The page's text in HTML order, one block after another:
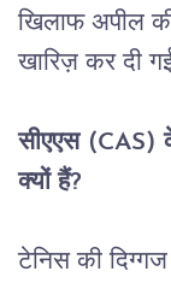
खिलाफ अपील
खारिज़ कर दी
सीएएस (CAS)
क्यों हैं?
टेनिस की दिग्गज